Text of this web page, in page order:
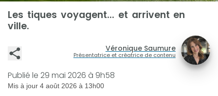
Les tiques voyagent... et arrivent en
ville.
Véronique Saumure
Présentatrice et créatrice de contenu
Publié le 29 mai 2026 à 9h58
Mis à jour 4 août 2026 à 13h00